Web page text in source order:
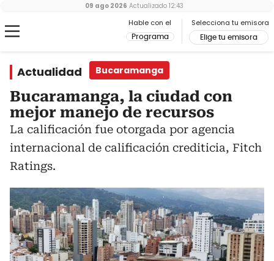
Hable con el
Programa
Selecciona tu emisora
Elige tu emisora
09 ago 2026 Actualizado 12:43
Actualidad Bucaramanga
Bucaramanga, la ciudad con
mejor manejo de recursos
La calificación fue otorgada por agencia
internacional de calificación crediticia, Fitch
Ratings.